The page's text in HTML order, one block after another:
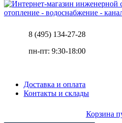
отопление - водоснабжение -
8 (495) 134-27-28
пн-пт: 9:30-18:00
Доставка и оплата
Контакты и склады
Корзина